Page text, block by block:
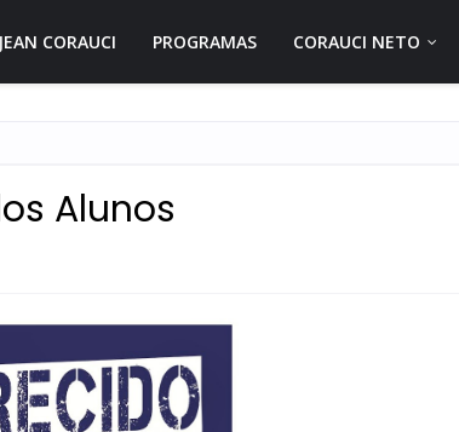
CORAUCI PROGRAMAS CORAUCI NETO
Alunos